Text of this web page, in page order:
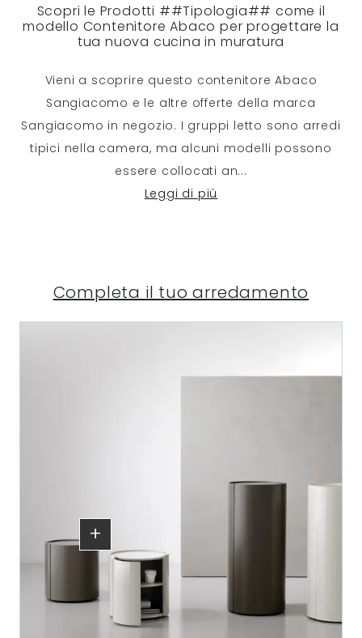
Scopri le Prodotti ##Tipologia## come il
modello Contenitore Abaco per progettare la
tua nuova cucina in muratura
Vieni a scoprire questo contenitore Abaco
Sangiacomo e le altre offerte della marca
Sangiacomo in negozio. I gruppi letto sono arredi
tipici nella camera, ma alcuni modelli possono
essere collocati an...
Leggi di più
Completa il tuo arredamento
+